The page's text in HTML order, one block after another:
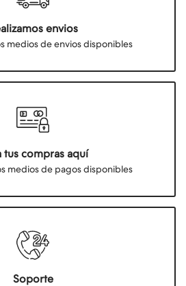
envios
medios de envios disponibles
tus compras aquí
medios de pagos disponibles
Soporte